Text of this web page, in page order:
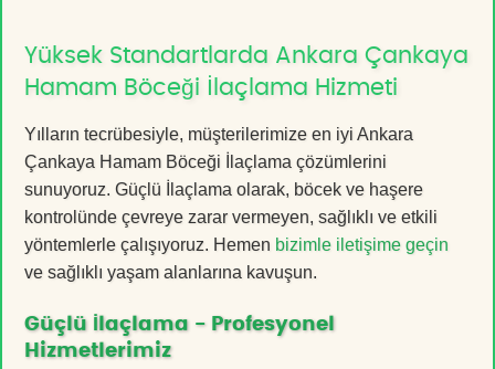
Yüksek Standartlarda Ankara Çankaya
Hamam Böceği İlaçlama Hizmeti
Yılların tecrübesiyle, müşterilerimize en iyi Ankara
Çankaya Hamam Böceği İlaçlama çözümlerini
sunuyoruz. Güçlü İlaçlama olarak, böcek ve haşere
kontrolünde çevreye zarar vermeyen, sağlıklı ve etkili
yöntemlerle çalışıyoruz. Hemen bizimle iletişime geçin
ve sağlıklı yaşam alanlarına kavuşun.
Güçlü İlaçlama - Profesyonel
Hizmetlerimiz